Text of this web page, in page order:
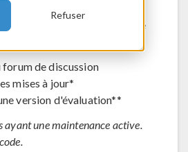
Refuser
aux évènements à venir
Exchange - partage de
de discussion
mises à jour*
version d'évaluation**
ayant une maintenance active.